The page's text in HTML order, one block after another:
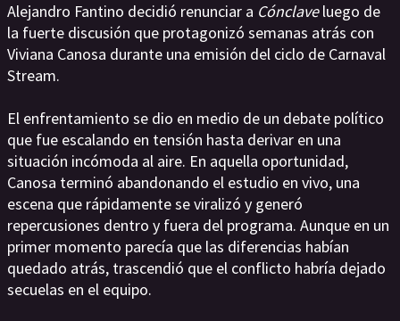
Alejandro Fantino decidió renunciar a Cónclaveluego de
la fuerte discusión que protagonizó semanas atrás con
Viviana Canosa durante una emisión del ciclo de Carnaval
Stream.
El enfrentamiento se dio en medio de un debate político
que fue escalando en tensión hasta derivar en una
situación incómoda al aire. En aquella oportunidad,
Canosa terminó abandonando el estudio en vivo, una
escena que rápidamente se viralizó y generó
repercusiones dentro y fuera del programa. Aunque en un
primer momento parecía que las diferencias habían
quedado atrás, trascendió que el conflicto habría dejado
secuelas en el equipo.